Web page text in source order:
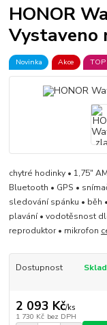
HONOR
Vystaveno
Novinka Akce
chytré hodinky • 1,75"
Bluetooth • GPS •
sledování spánku • běh
plavání • vodotěsnost
reproduktor • mikrofon
Dostupnost
2 093 Kč/ks
1 730 Kč bez DPH